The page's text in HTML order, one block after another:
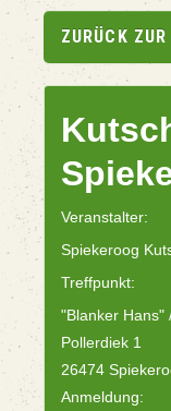
ZURÜCK
Veranstalter:
Spiekeroog
Treffpunkt:
"Blanker Hans"
Pollerdiek 1
26474
Anmeldung: